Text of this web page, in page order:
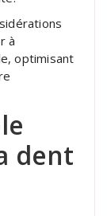
à
optimisant
dent